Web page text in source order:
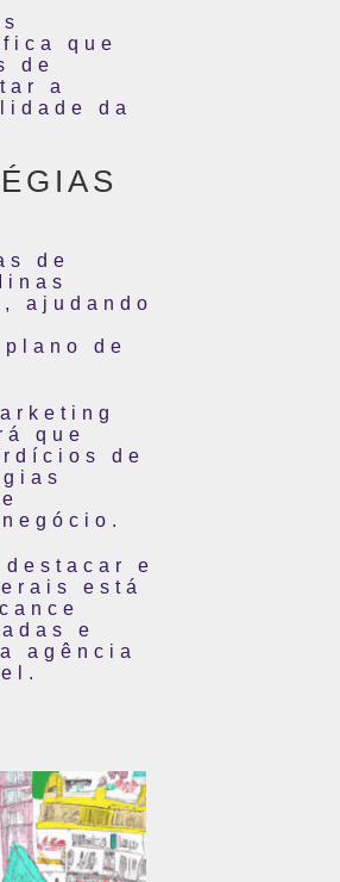
que
de
a
da
de
ajudando
de
que
de
e
está
e
agência